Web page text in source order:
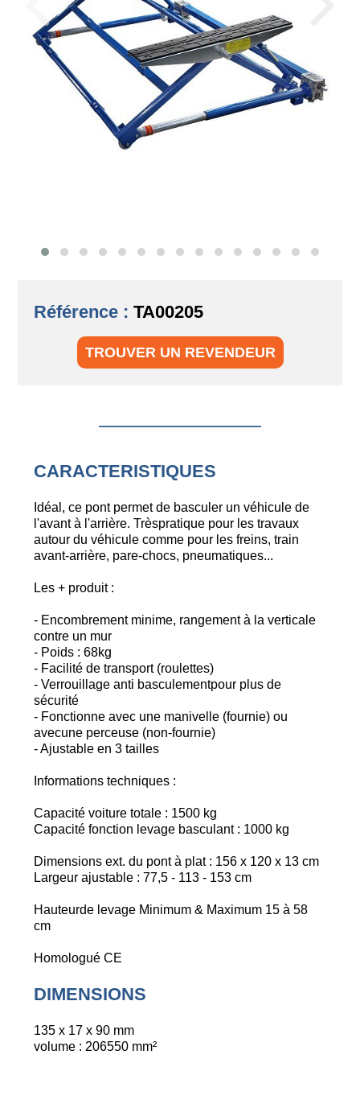
Référence :TA00205
TROUVER UN REVENDEUR
CARACTERISTIQUES
Idéal, ce pont permet de basculer un véhicule de
l'avant à l'arrière. Trèspratique pour les travaux
autour du véhicule comme pour les freins, train
avant-arrière, pare-chocs, pneumatiques...
Les + produit :
- Encombrement minime, rangement à la verticale
contre un mur
- Poids : 68kg
- Facilité de transport (roulettes)
- Verrouillage anti basculementpour plus de
sécurité
- Fonctionne avec une manivelle (fournie) ou
avecune perceuse (non-fournie)
- Ajustable en 3 tailles
Informations techniques :
Capacité voiture totale : 1500 kg
Capacité fonction levage basculant : 1000 kg
Dimensions ext. du pont à plat : 156 x 120 x 13 cm
Largeur ajustable : 77,5 - 113 - 153 cm
Hauteurde levage Minimum & Maximum 15 à 58
cm
Homologué CE
DIMENSIONS
135 x 17 x 90 mm
volume : 206550 mm²